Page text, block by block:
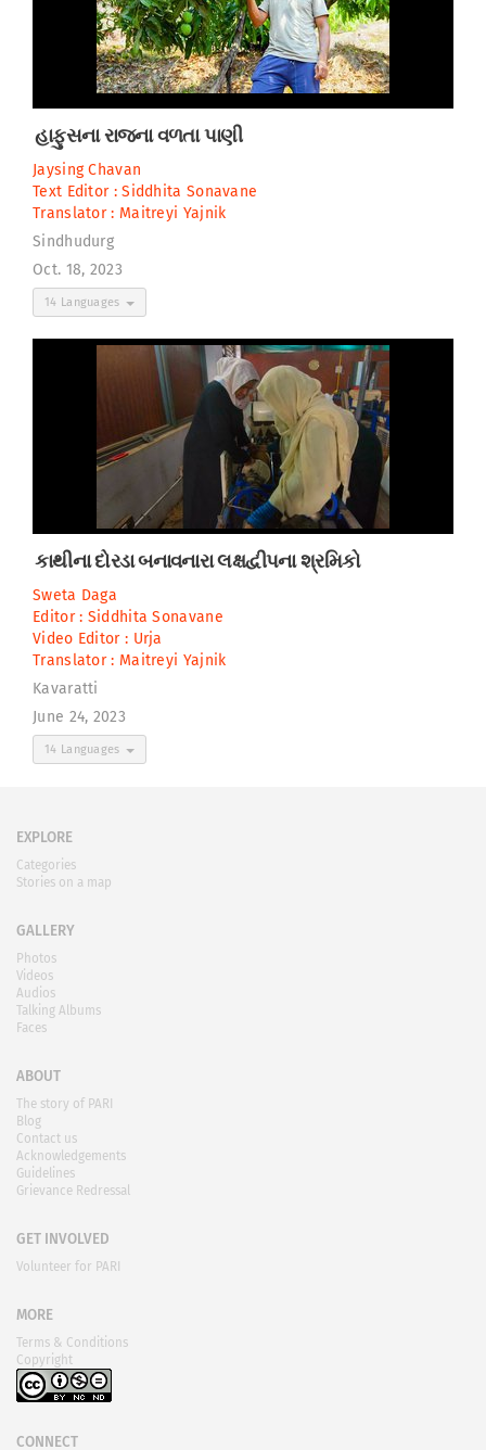
હાફુસના રાજના વળતા પાણી
Jaysing Chavan
Text Editor :Siddhita Sonavane
Translator : Maitreyi Yajnik
Sindhudurg
Oct. 18, 2023
14 Languages
કાથીના દોરડા બનાવનારા લક્ષદ્વીપના શ્રમિકો
Sweta Daga
Editor : Siddhita Sonavane
Video Editor : Urja
Translator : Maitreyi Yajnik
Kavaratti
June 24, 2023
14 Languages
EXPLORE
Categories
Stories on a map
GALLERY
Photos
Videos
Audios
Talking Albums
Faces
ABOUT
The story of PARI
Blog
Contact us
Acknowledgements
Guidelines
Grievance Redressal
GET INVOLVED
Volunteer for PARI
MORE
Terms & Conditions
Copyright
CONNECT